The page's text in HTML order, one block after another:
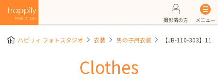
撮影済の方 メニュー
ハピリィ フォトスタジオ 衣装 男の子用衣装 【JB-110-303】
Clothes